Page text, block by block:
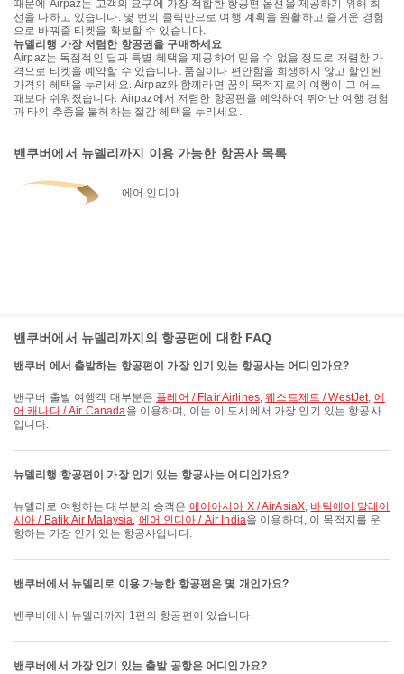
때문에 Airpaz는 고객의 요구에 가장 적합한 항공편 옵션을 제공하기 위해 최
선을 다하고 있습니다. 몇 번의 클릭만으로 여행 계획을 원활하고 즐거운 경험
으로 바꿔줄 티켓을 확보할 수 있습니다.
뉴델리행 가장 저렴한 항공권을 구매하세요
Airpaz는 독점적인 딜과 특별 혜택을 제공하여 믿을 수 없을 정도로 저렴한 가
격으로 티켓을 예약할 수 있습니다. 품질이나 편안함을 희생하지 않고 할인된
가격의 혜택을 누리세요. Airpaz와 함께라면 꿈의 목적지로의 여행이 그 어느
때보다 쉬워졌습니다. Airpaz에서 저렴한 항공편을 예약하여 뛰어난 여행 경험
과 타의 추종을 불허하는 절감 혜택을 누리세요.
밴쿠버에서 뉴델리까지 이용 가능한 항공사 목록
에어 인디아
밴쿠버에서 뉴델리까지의 항공편에 대한 FAQ
밴쿠버 에서 출발하는 항공편이 가장 인기 있는 항공사는 어디인가요?
밴쿠버 출발 여행객 대부분은 플레어 / Flair Airlines,웨스트제트 / WestJet, 에
어 캐나다 / Air Canada을 이용하며, 이는 이 도시에서 가장 인기 있는 항공사
입니다.
뉴델리행 항공편이 가장 인기 있는 항공사는 어디인가요?
뉴델리로 여행하는 대부분의 승객은 에어아시아 X / AirAsiaX, 바틱에어 말레이
시아 / Batik Air Malaysia, 에어 인디아 / Air India을 이용하며, 이 목적지를 운
항하는 가장 인기 있는 항공사입니다.
밴쿠버에서 뉴델리로 이용 가능한 항공편은 몇 개인가요?
밴쿠버에서 뉴델리까지 1편의 항공편이 있습니다.
밴쿠버에서 가장 인기 있는 출발 공항은 어디인가요?